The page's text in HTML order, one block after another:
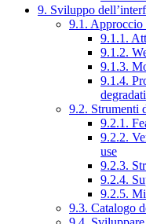
9. Sviluppo
9.1.
9.1.1.
9.1.2.
9.1.3.
9.1.4.
9.2. Strumenti
9.2.1.
9.2.2.
use
9.2.3.
9.2.4.
9.2.5.
9.3. Catalogo